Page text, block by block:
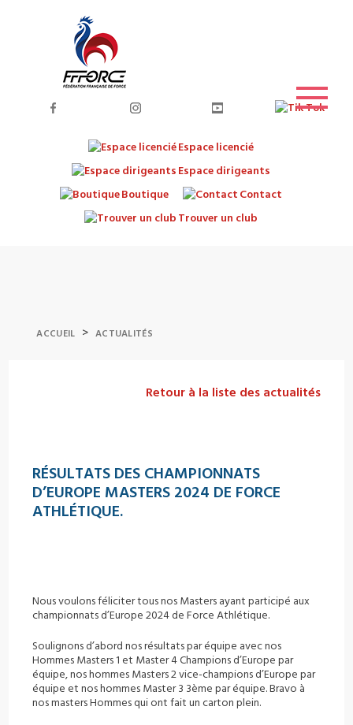
Espace licencié
Espace dirigeants
Boutique
Contact
Trouver un club
ACCUEIL > ACTUALITÉS
Retour à la liste des actualités
RÉSULTATS DES CHAMPIONNATS
D’EUROPE MASTERS 2024 DE FORCE
ATHLÉTIQUE.
Nous voulons féliciter tous nos Masters ayant participé aux
championnats d’Europe 2024 de Force Athlétique.
Soulignons d’abord nos résultats par équipe avec nos
Hommes Masters 1 et Master 4 Champions d’Europe par
équipe, nos hommes Masters 2 vice-champions d’Europe par
équipe et nos hommes Master 3 3ème par équipe. Bravo à
nos masters Hommes qui ont fait un carton plein.